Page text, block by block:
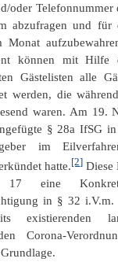
oder Telefonnummer
abzufragen und für
können mit
Gästelisten alle
werden, die
waren. Am 19.
§ 28a IfSG
im
hatte.[2] Diese
eine
in § 32
existierenden
Corona-